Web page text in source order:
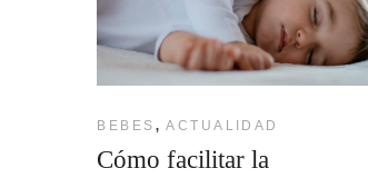
BEBES , ACTUALIDAD
Cómo facilitar la